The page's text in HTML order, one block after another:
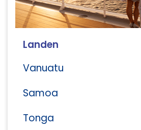
Landen
Vanuatu
Samoa
Tonga